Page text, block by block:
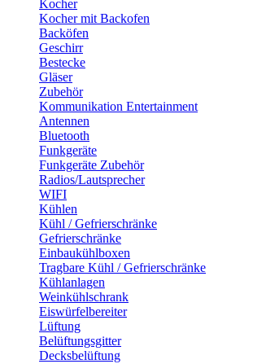
Kocher
Kocher mit Backofen
Backöfen
Geschirr
Bestecke
Gläser
Zubehör
Kommunikation Entertainment
Antennen
Bluetooth
Funkgeräte
Funkgeräte Zubehör
Radios/Lautsprecher
WIFI
Kühlen
Kühl / Gefrierschränke
Gefrierschränke
Einbaukühlboxen
Tragbare Kühl / Gefrierschränke
Kühlanlagen
Weinkühlschrank
Eiswürfelbereiter
Lüftung
Belüftungsgitter
Decksbelüftung